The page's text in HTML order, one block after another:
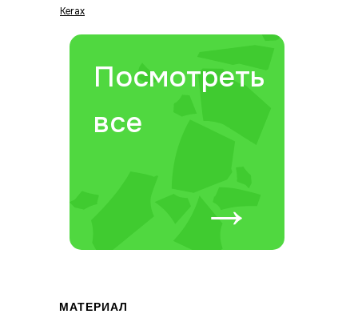
Kerax
Посмотреть
все
→
МАТЕРИАЛ